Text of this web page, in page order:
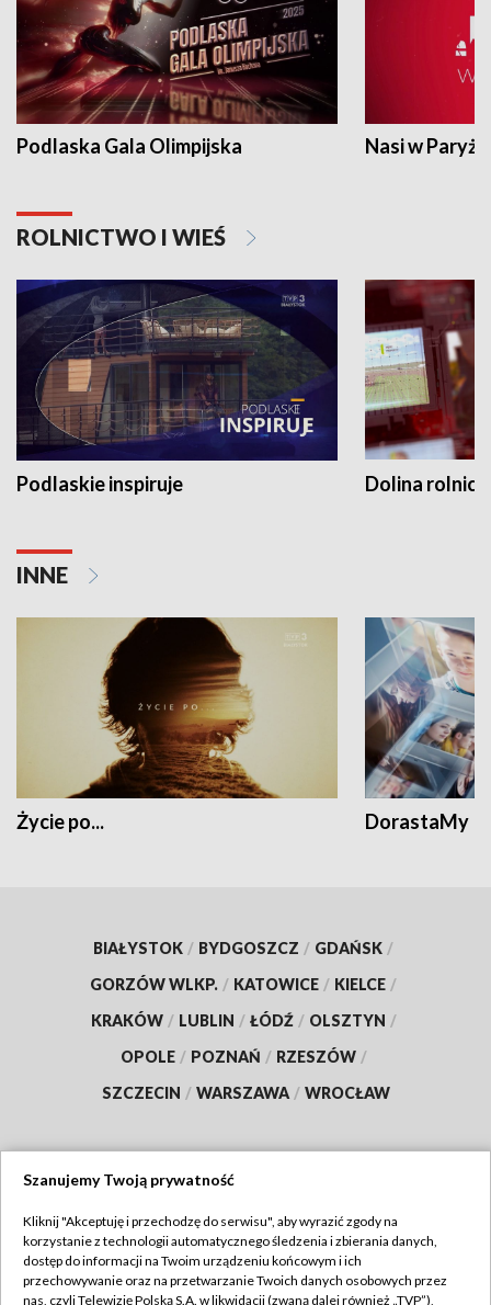
Podlaska Gala Olimpijska Nasi w Paryżu
ROLNICTWO I WIEŚ
Podlaskie inspiruje Dolina
INNE
Życie po... DorastaMy
BIAŁYSTOK / BYDGOSZCZ / GDAŃSK /
GORZÓW WLKP. / KATOWICE / KIELCE /
KRAKÓW / LUBLIN / ŁÓDŹ / OLSZTYN /
OPOLE / POZNAŃ / RZESZÓW /
SZCZECIN / WARSZAWA / WROCŁAW
TVP
Abonament TVP
Regulamin TVP
Szanujemy Twoją prywatność
Kliknij "Akceptuję i przechodzę do serwisu", aby wyrazić zgody na
korzystanie z technologii automatycznego śledzenia i zbierania danych,
dostęp do informacji na Twoim urządzeniu końcowym i ich
przechowywanie oraz na przetwarzanie Twoich danych osobowych przez
nas, czyli Telewizję Polską S.A. w likwidacji (zwaną dalej również „TVP”),